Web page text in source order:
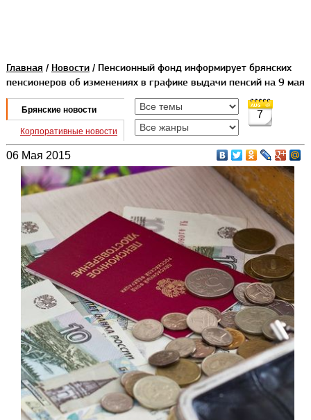
Главная / Новости/ Пенсионный фонд информирует брянских
пенсионеров об изменениях в графике выдачи пенсий на 9 мая
Брянские новости
Корпоративные новости
7
06 Мая 2015